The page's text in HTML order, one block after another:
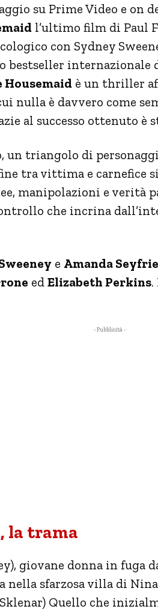
su Prime Video e on
l’ultimo film di Paul
con Sydney
bestseller internazionale
Housemaid è un thriller
nulla è davvero come
al successo ottenuto è
un triangolo di
tra vittima e carnefice
manipolazioni e verità
che incrina
e Amanda
ed Elizabeth Perkins.
- Pubblicità -
la trama
giovane donna in fuga
nella sfarzosa villa di
Quello che